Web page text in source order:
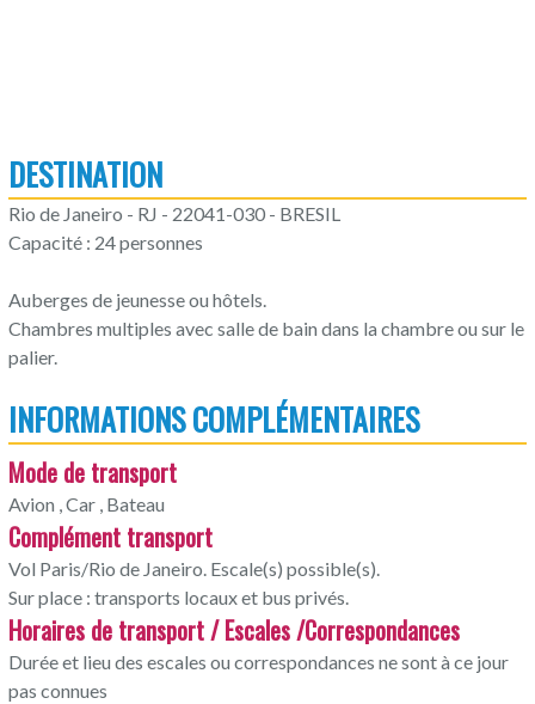
DESTINATION
Rio de Janeiro - RJ - 22041-030 - BRESIL
Capacité : 24 personnes
Auberges de jeunesse ou hôtels.
Chambres multiples avec salle de bain dans la chambre ou sur le
palier.
INFORMATIONS COMPLÉMENTAIRES
Mode de transport
Avion , Car , Bateau
Complément transport
Vol Paris/Rio de Janeiro. Escale(s) possible(s).
Sur place : transports locaux et bus privés.
Horaires de transport / Escales /Correspondances
Durée et lieu des escales ou correspondances ne sont à ce jour
pas connues